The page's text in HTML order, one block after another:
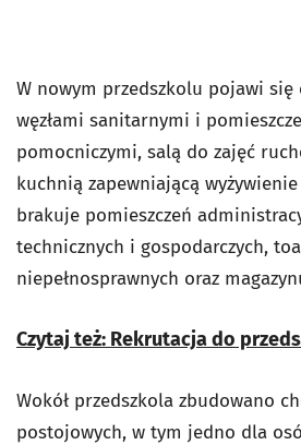
W nowym przedszkolu pojawi się
węzłami sanitarnymi i
pomocniczymi, salą do zajęć
kuchnią zapewniającą
brakuje pomieszczeń
technicznych i gospodarczych,
niepełnosprawnych oraz
Czytaj też: Rekrutacja do
Wokół przedszkola zbudowano
postojowych, w tym jedno dla